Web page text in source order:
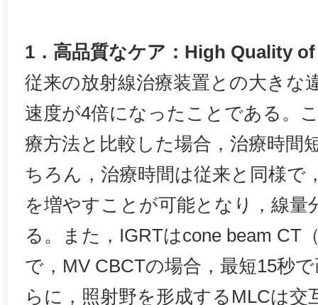
1．高品質なケア：High Quality
従来の放射線治療装置との大きな
速度が4倍になったことである。
療方法と比較した場合，治療時間
ちろん，治療時間は従来と同様で
を増やすことが可能となり，線量
る。また，IGRTはcone beam CT
で，MV CBCTの場合，最短15秒
らに，照射野を形成するMLCは交